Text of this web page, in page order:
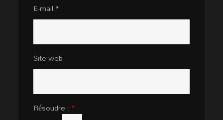
E-mail *
Site web
Résoudre : *